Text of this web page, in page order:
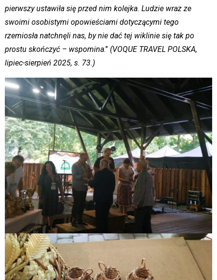
pierwszy ustawiła się przed nim kolejka. Ludzie wraz ze
swoimi osobistymi opowieściami dotyczącymi tego
rzemiosła natchnęli nas, by nie dać tej wiklinie się tak po
prostu skończyć – wspomina.” (VOQUE TRAVEL POLSKA,
lipiec-sierpień 2025, s. 73.)